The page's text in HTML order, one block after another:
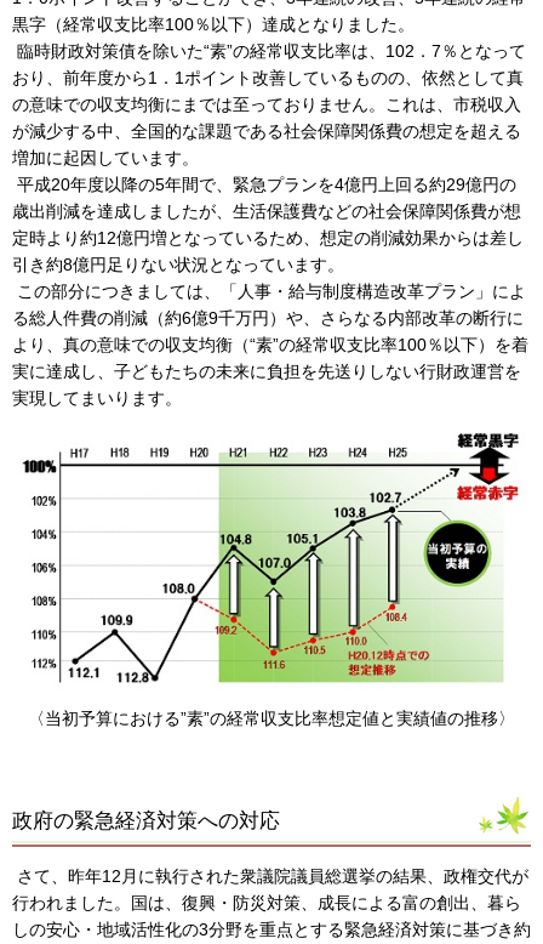
黒字（経常収支比率100％以下）達成となりました。
臨時財政対策債を除いた“素”の経常収支比率は、102．7％となって
おり、前年度から1．1ポイント改善しているものの、依然として真
の意味での収支均衡にまでは至っておりません。これは、市税収入
が減少する中、全国的な課題である社会保障関係費の想定を超える
増加に起因しています。
平成20年度以降の5年間で、緊急プランを4億円上回る約29億円の
歳出削減を達成しましたが、生活保護費などの社会保障関係費が想
定時より約12億円増となっているため、想定の削減効果からは差し
引き約8億円足りない状況となっています。
この部分につきましては、「人事・給与制度構造改革プラン」によ
る総人件費の削減（約6億9千万円）や、さらなる内部改革の断行に
より、真の意味での収支均衡（“素”の経常収支比率100％以下）を着
実に達成し、子どもたちの未来に負担を先送りしない行財政運営を
実現してまいります。
〈当初予算における”素”の経常収支比率想定値と実績値の推移〉
政府の緊急経済対策への対応
さて、昨年12月に執行された衆議院議員総選挙の結果、政権交代が
行われました。国は、復興・防災対策、成長による富の創出、暮ら
しの安心・地域活性化の3分野を重点とする緊急経済対策に基づき約